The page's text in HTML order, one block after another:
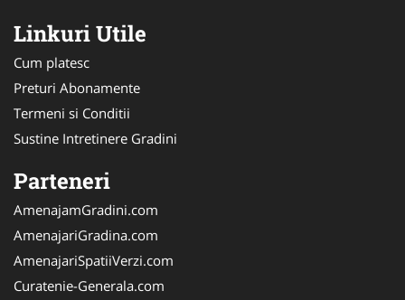
Linkuri Utile
Cum platesc
Preturi Abonamente
Termeni si Conditii
Sustine Intretinere Gradini
Parteneri
AmenajamGradini.com
AmenajariGradina.com
AmenajariSpatiiVerzi.com
Curatenie-Generala.com